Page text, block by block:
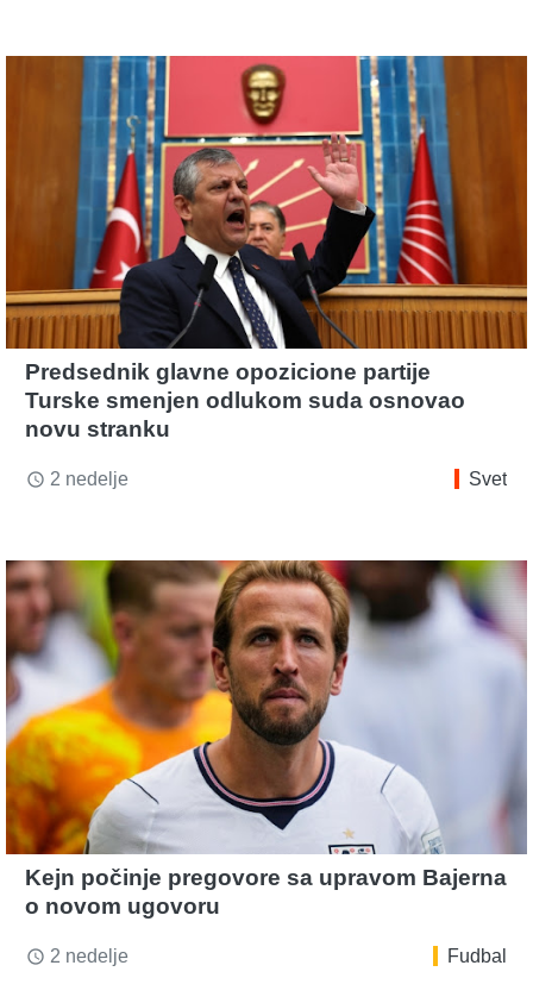
Predsednik glavne opozicione partije
Turske smenjen odlukom suda osnovao
novu stranku
access_time 2 nedelje Svet
Kejn počinje pregovore sa upravom Bajerna
o novom ugovoru
access_time 2 nedelje Fudbal